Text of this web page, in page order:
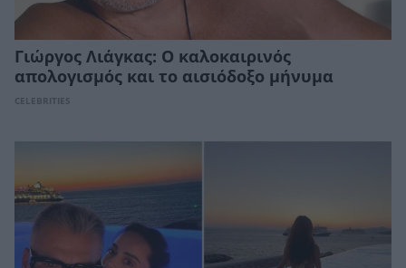
Γιώργος Λιάγκας: Ο καλοκαιρινός
απολογισμός και το αισιόδοξο μήνυμα
CELEBRITIES